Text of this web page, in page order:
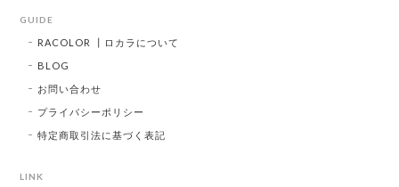
GUIDE
RACOLOR ┃ロカラについて
BLOG
お問い合わせ
プライバシーポリシー
特定商取引法に基づく表記
LINK